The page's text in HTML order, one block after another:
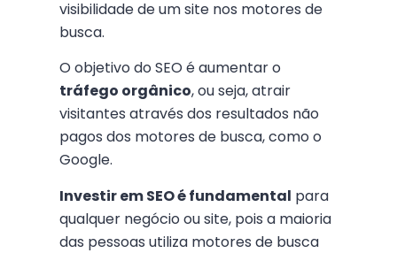
visibilidade de um site nos motores de
busca.
O objetivo do SEO é aumentar o
tráfego orgânico, ou seja, atrair
visitantes através dos resultados não
pagos dos motores de busca, como o
Google.
Investir em SEO é fundamental para
qualquer negócio ou site, pois a maioria
das pessoas utiliza motores de busca